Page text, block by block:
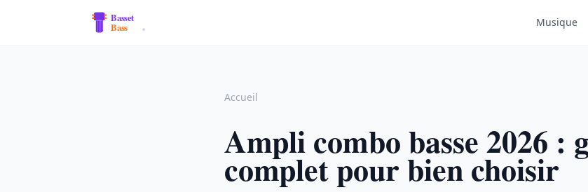
Musique
Accueil
Ampli combo basse 2026 :
complet pour bien choisir